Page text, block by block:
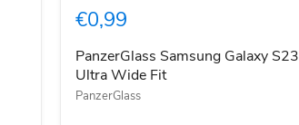
Ultra
Fit
€0,99
PanzerGlass Samsung Galaxy S23
Ultra Wide Fit
PanzerGlass